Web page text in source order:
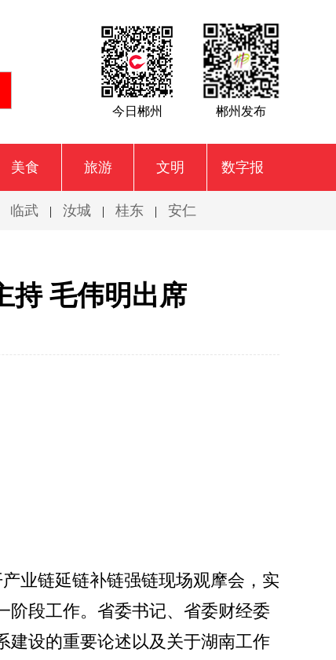
今日郴州 郴州发布
美食 旅游 文明 数字报
临武 | 汝城 | 桂东 | 安仁
持 毛伟明出席
业链延链补链强链现场观摩会，实
阶段工作。省委书记、省委财经委
建设的重要论述以及关于湖南工作